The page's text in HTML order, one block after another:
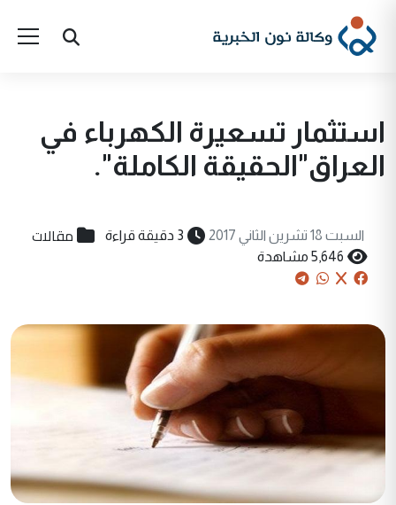
استثمار تسعيرة الكهرباء في
العراق"الحقيقة الكاملة".
السبت 18 تشرين الثاني 2017 3 دقيقة قراءة مقالات
5,646 مشاهدة